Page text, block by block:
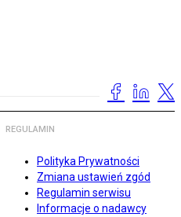
REGULAMIN
Polityka Prywatności
Zmiana ustawień zgód
Regulamin serwisu
Informacje o nadawcy